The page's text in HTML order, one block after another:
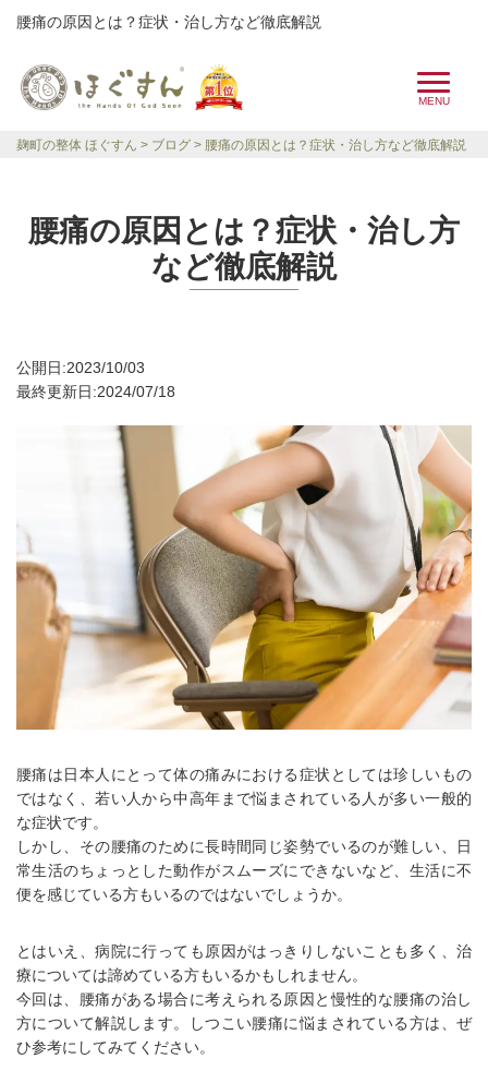
腰痛の原因とは？症状・治し方など徹底解説
麹町の整体 ほぐすん ブログ 腰痛の原因とは？症状・治し方など徹底解説
腰痛の原因とは？症状・治し方
など徹底解説
公開日:2023/10/03
最終更新日:2024/07/18
腰痛は日本人にとって体の痛みにおける症状としては珍しいもの
ではなく、若い人から中高年まで悩まされている人が多い一般的
な症状です。
しかし、その腰痛のために長時間同じ姿勢でいるのが難しい、日
常生活のちょっとした動作がスムーズにできないなど、生活に不
便を感じている方もいるのではないでしょうか。
とはいえ、病院に行っても原因がはっきりしないことも多く、治
療については諦めている方もいるかもしれません。
今回は、腰痛がある場合に考えられる原因と慢性的な腰痛の治し
方について解説します。しつこい腰痛に悩まされている方は、ぜ
ひ参考にしてみてください。